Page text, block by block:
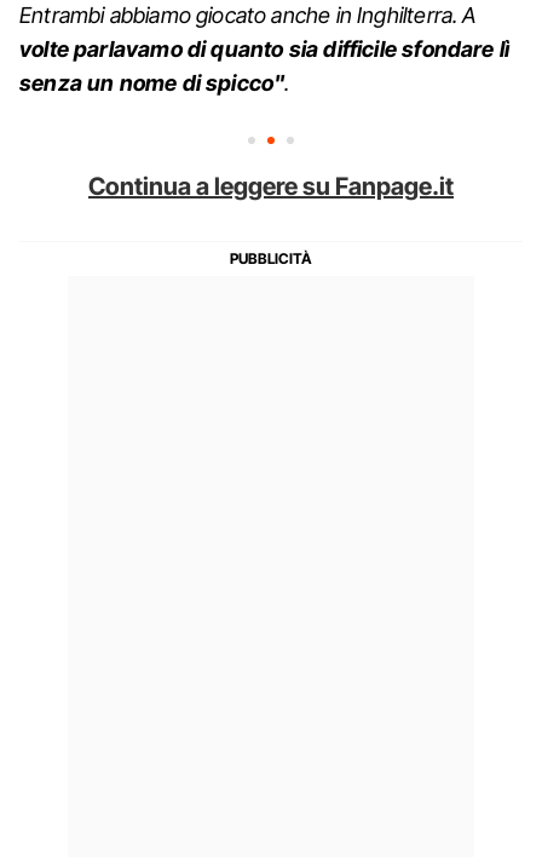
Entrambi abbiamo giocato anche in Inghilterra. A
volte parlavamo di quanto sia difficile sfondare lì
senza un nome di spicco".
Continua a leggere su Fanpage.it